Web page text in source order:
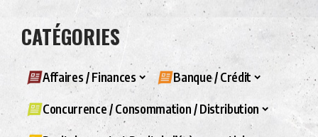
CATÉGORIES
Affaires / Finances Banque / Crédit
Concurrence / Consommation / Distribution